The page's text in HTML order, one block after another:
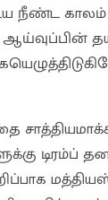
நீண்ட
ஆய்வுப்பின்
டிரம்ப்